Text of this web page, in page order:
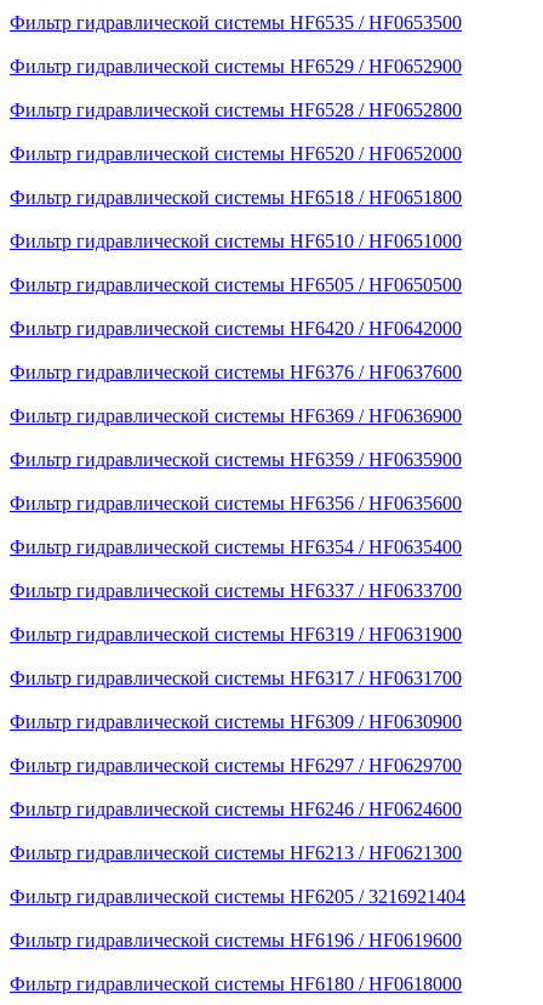
Фильтр гидравлической системы HF6535 / HF0653500
Фильтр гидравлической системы HF6529 / HF0652900
Фильтр гидравлической системы HF6528 / HF0652800
Фильтр гидравлической системы HF6520 / HF0652000
Фильтр гидравлической системы HF6518 / HF0651800
Фильтр гидравлической системы HF6510 / HF0651000
Фильтр гидравлической системы HF6505 / HF0650500
Фильтр гидравлической системы HF6420 / HF0642000
Фильтр гидравлической системы HF6376 / HF0637600
Фильтр гидравлической системы HF6369 / HF0636900
Фильтр гидравлической системы HF6359 / HF0635900
Фильтр гидравлической системы HF6356 / HF0635600
Фильтр гидравлической системы HF6354 / HF0635400
Фильтр гидравлической системы HF6337 / HF0633700
Фильтр гидравлической системы HF6319 / HF0631900
Фильтр гидравлической системы HF6317 / HF0631700
Фильтр гидравлической системы HF6309 / HF0630900
Фильтр гидравлической системы HF6297 / HF0629700
Фильтр гидравлической системы HF6246 / HF0624600
Фильтр гидравлической системы HF6213 / HF0621300
Фильтр гидравлической системы HF6205 / 3216921404
Фильтр гидравлической системы HF6196 / HF0619600
Фильтр гидравлической системы HF6180 / HF0618000